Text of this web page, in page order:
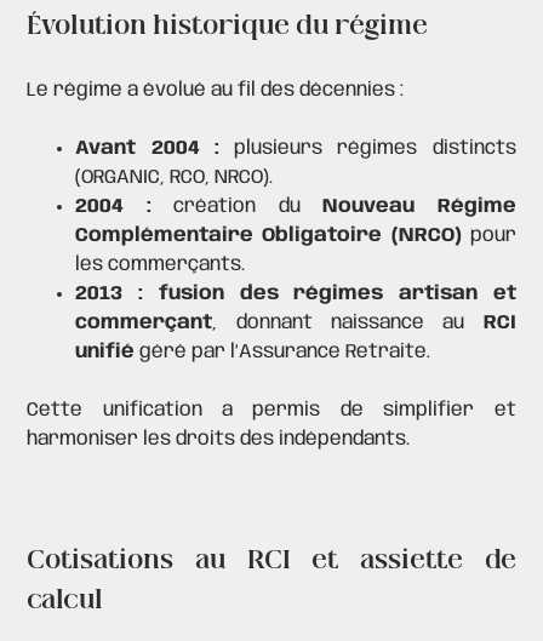
Évolution historique du régime
Le régime a évolué au fil des décennies :
Avant 2004 : plusieurs régimes distincts
(ORGANIC, RCO, NRCO).
2004 : création du Nouveau Régime
Complémentaire Obligatoire (NRCO)pour
les commerçants.
2013 :
fusion des régimes artisan et
commerçant, donnant naissance au RCI
unifié géré par l’Assurance Retraite.
Cette unification a permis de simplifier et
harmoniser les droits des indépendants.
Cotisations au RCI et assiette de
calcul